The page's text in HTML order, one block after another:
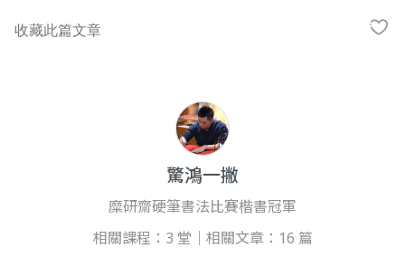
驚鴻一撇
糜研齋硬筆書法比賽楷書冠軍
相關課程：3 堂｜相關文章：16 篇